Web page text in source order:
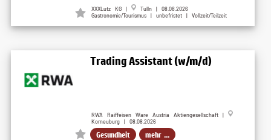
XXXLutz KG | Tulln | 08.08.2026
Gastronomie/Tourismus | unbefristet | Vollzeit/Teilzeit
Trading Assistant (w/m/d)
RWA Raiffeisen Ware Austria Aktiengesellschaft |
Korneuburg | 08.08.2026
Gesundheit mehr ...